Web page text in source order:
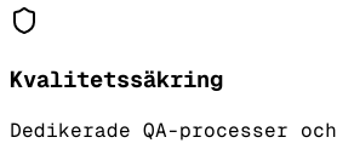
Kvalitetssäkring
Dedikerade QA-processer